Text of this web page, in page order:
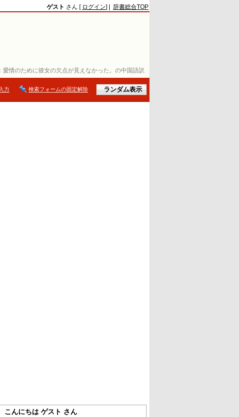
愛情のために彼女の欠点が見えなかった。の中国語訳
ゲスト さん [ ログイン] | 辞書総合TOP
力 検索フォームの固定解除
こんにちは ゲスト さん